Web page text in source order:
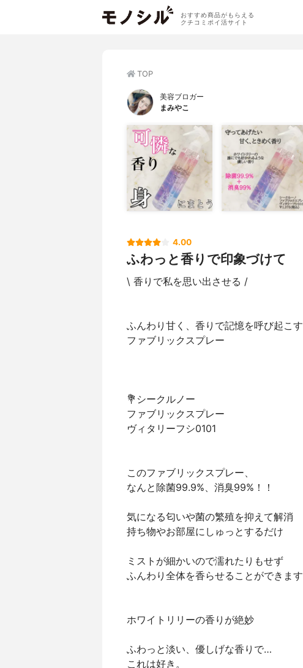
おすすめ商品がもらえる
クチコミポイ活サイト
TOP
美容ブロガー
まみやこ
4.00
ふわっと香りで印象づけて
\ 香りで私を思い出させる /
ふんわり甘く、香りで記憶を呼び起こす
ファブリックスプレー
💐シークルノー
ファブリックスプレー
ヴィタリーフシ0101
このファブリックスプレー、
なんと除菌99.9%、消臭99%！！
気になる匂いや菌の繁殖を抑えて解消
持ち物やお部屋にしゅっとするだけ
ミストが細かいので濡れたりもせず
ふんわり全体を香らせることができます
ホワイトリリーの香りが絶妙
ふわっと淡い、優しげな香りで…
これは好き。